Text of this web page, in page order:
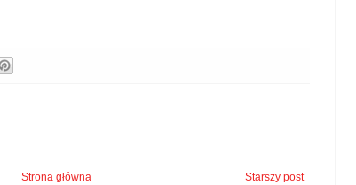
Starszy post
Strona główna